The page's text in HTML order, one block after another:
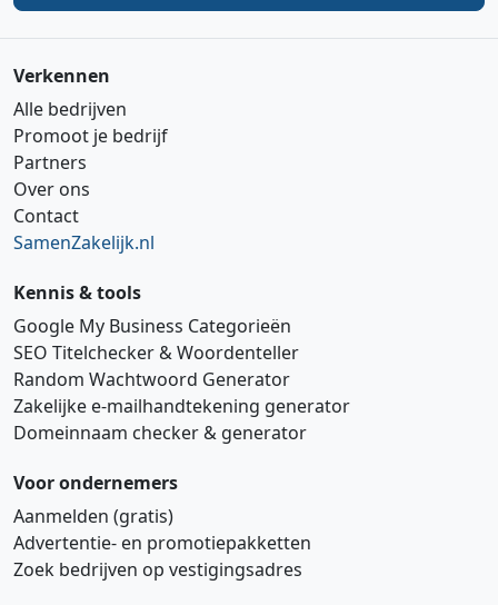
Verkennen
Alle bedrijven
Promoot je bedrijf
Partners
Over ons
Contact
SamenZakelijk.nl
Kennis & tools
Google My Business Categorieën
SEO Titelchecker & Woordenteller
Random Wachtwoord Generator
Zakelijke e‑mailhandtekening generator
Domeinnaam checker & generator
Voor ondernemers
Aanmelden (gratis)
Advertentie‑ en promotiepakketten
Zoek bedrijven op vestigingsadres